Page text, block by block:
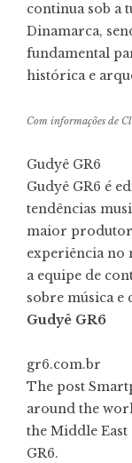
continua sob a
Dinamarca,
fundamental
histórica e
Com informações de
Gudyê GR6
Gudyê GR6 é
tendências
maior
experiência no
a equipe de
sobre música e
Gudyê GR6
gr6.com.br
The post
around the
the Middle East
GR6.